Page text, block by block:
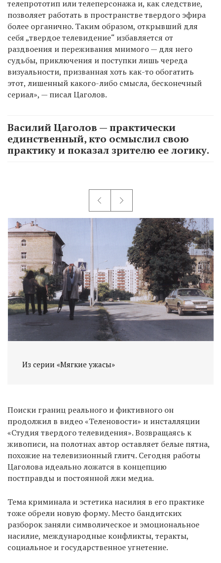
телепрототип или телеперсонажа и, как следствие,
позволяет работать в пространстве твердого эфира
более органично. Таким образом, открывший для
себя „твердое телевидение“ избавляется от
раздвоения и переживания мнимого — для него
судьбы, приключения и поступки лишь череда
визуальности, призванная хоть как-то обогатить
этот, лишенный какого-либо смысла, бесконечный
сериал», — писал Цаголов.
Василий Цаголов — практически
единственный, кто осмыслил свою
практику и показал зрителю ее логику.
Из серии «Мягкие ужасы»
Поиски границ реального и фиктивного он
продолжил в видео «Теленовости» и инсталляции
«Студия твердого телевидения». Возвращаясь к
живописи, на полотнах автор оставляет белые пятна,
похожие на телевизионный глитч. Сегодня работы
Цаголова идеально ложатся в концепцию
постправды и постоянной лжи медиа.
Тема криминала и эстетика насилия в его практике
тоже обрели новую форму. Место бандитских
разборок заняли символическое и эмоциональное
насилие, международные конфликты, теракты,
социальное и государственное угнетение.